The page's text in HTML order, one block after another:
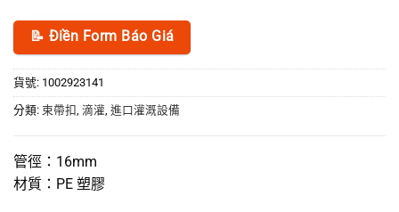
📝 Điền Form Báo Giá
貨號: 1002923141
分類: 束帶扣 滴灌 進口灌溉設備
管徑：16mm
材質：PE 塑膠